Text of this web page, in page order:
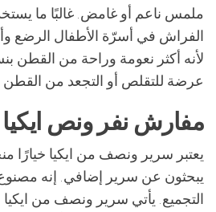
ملمس ناعم أو غامض. غالبًا ما
الفراش في أسرّة الأطفال الرضع
عرضة للتقلص أو التجعد من القطن 100٪.
مفارش نفر ونص ايكيا
يعتبر سرير ونصف من ايكيا خيارًا
يبحثون عن سرير إضافي. إنه
التجميع. يأتي سرير ونصف من